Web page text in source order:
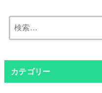
カテゴリー